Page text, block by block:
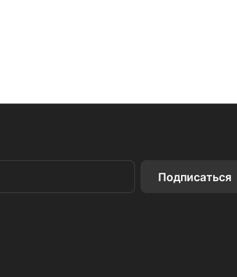
Подписаться